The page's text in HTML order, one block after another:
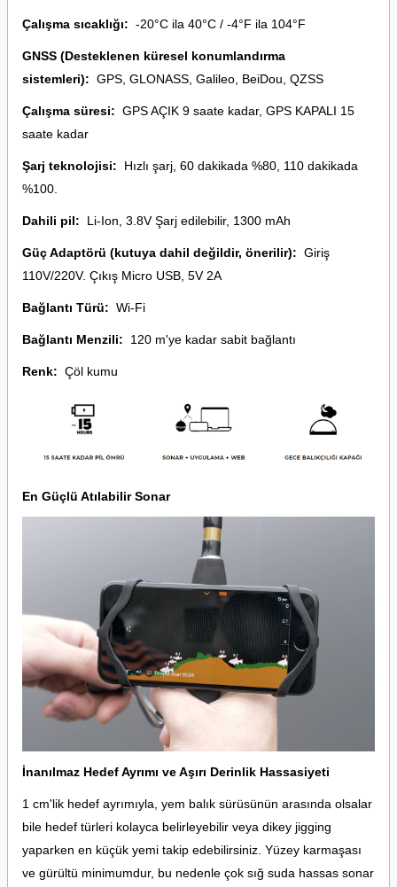
Çalışma sıcaklığı: -20°C ila 40°C / -4°F ila 104°F
GNSS (Desteklenen küresel konumlandırma
sistemleri): GPS, GLONASS, Galileo, BeiDou, QZSS
Çalışma süresi: GPS AÇIK 9 saate kadar, GPS KAPALI 15
saate kadar
Şarj teknolojisi: Hızlı şarj, 60 dakikada %80, 110 dakikada
%100.
Dahili pil: Li-Ion, 3.8V Şarj edilebilir, 1300 mAh
Güç Adaptörü (kutuya dahil değildir, önerilir): Giriş
110V/220V. Çıkış Micro USB, 5V 2A
Bağlantı Türü: Wi-Fi
Bağlantı Menzili: 120 m'ye kadar sabit bağlantı
Renk: Çöl kumu
En Güçlü Atılabilir Sonar
İnanılmaz Hedef Ayrımı ve Aşırı Derinlik Hassasiyeti
1 cm'lik hedef ayrımıyla, yem balık sürüsünün arasında olsalar
bile hedef türleri kolayca belirleyebilir veya dikey jigging
yaparken en küçük yemi takip edebilirsiniz. Yüzey karmaşası
ve gürültü minimumdur, bu nedenle çok sığ suda hassas sonar